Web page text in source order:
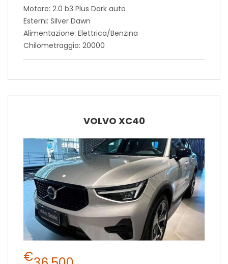
Motore: 2.0 b3 Plus Dark auto
Esterni: Silver Dawn
Alimentazione: Elettrica/Benzina
Chilometraggio: 20000
VOLVO XC40
€